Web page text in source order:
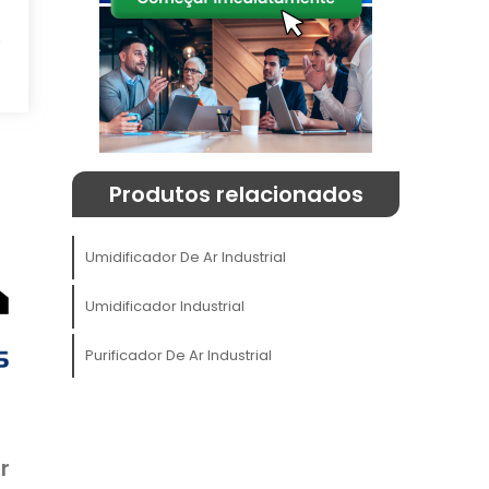
Produtos relacionados
Umidificador De Ar Industrial
Umidificador Industrial
Purificador De Ar Industrial